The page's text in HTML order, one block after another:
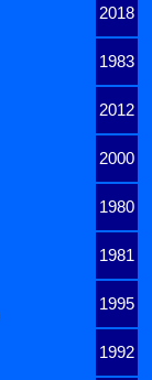
2018
1983
2012
2000
1980
1981
1995
1992